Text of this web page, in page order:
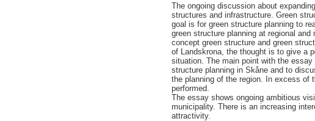
The ongoing discussion about
structures and infrastructure. Green
goal is for green structure planning to
green structure planning at regional
concept green structure and green
of Landskrona, the thought is to give a
situation. The main point with the
structure planning in Skåne and to
the planning of the region. In excess
performed.
The essay shows ongoing ambitious
municipality. There is an increasing
attractivity.